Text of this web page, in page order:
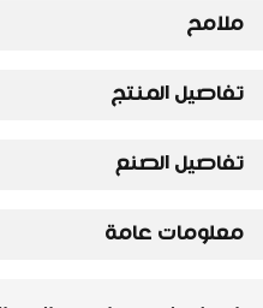
ملامح
تفاصيل المنتج
تفاصيل الصنع
معلومات عامة